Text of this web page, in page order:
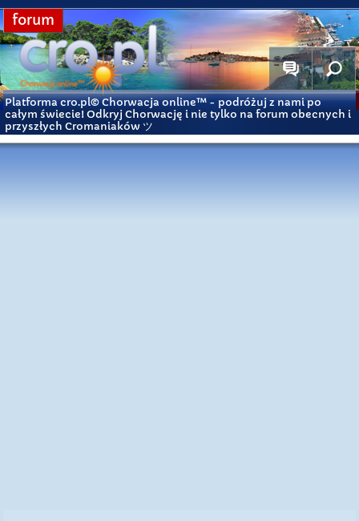
forum
Platforma cro.pl© Chorwacja online™ - podróżuj z nami po
całym świecie! Odkryj Chorwację i nie tylko na forum obecnych i
przyszłych Cromaniaków ツ